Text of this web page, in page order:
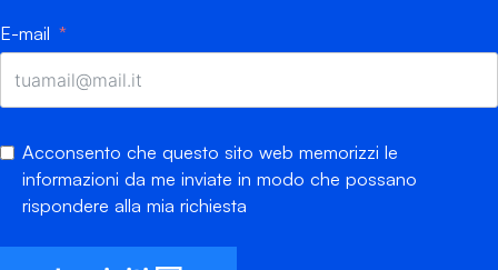
E-mail
Acconsento che questo sito web memorizzi le
informazioni da me inviate in modo che possano
rispondere alla mia richiesta